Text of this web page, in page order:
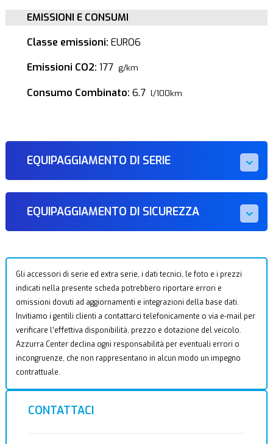
EMISSIONI E CONSUMI
Classe emissioni: EURO6
Emissioni CO2: 177 g/km
Consumo Combinato: 6.7 l/100km
EQUIPAGGIAMENTO DI SERIE
EQUIPAGGIAMENTO DI SICUREZZA
Gli accessori di serie ed extra serie, i dati tecnici, le foto e i prezzi
indicati nella presente scheda potrebbero riportare errori e
omissioni dovuti ad aggiornamenti e integrazioni della base dati.
Invitiamo i gentili clienti a contattarci telefonicamente o via e-mail per
verificare l’effettiva disponibilità, prezzo e dotazione del veicolo.
Azzurra Center declina ogni responsabilità per eventuali errori o
incongruenze, che non rappresentano in alcun modo un impegno
contrattuale.
CONTATTACI